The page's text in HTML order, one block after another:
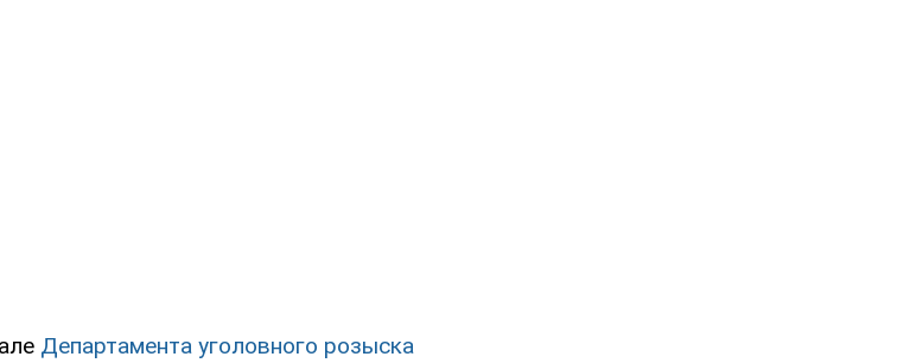
Департамента уголовного розыска